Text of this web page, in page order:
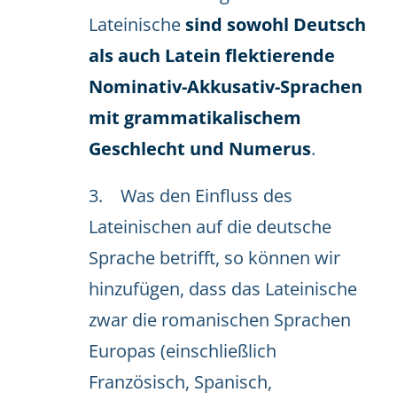
Lateinische sind sowohl Deutsch
als auch Latein flektierende
Nominativ-Akkusativ-Sprachen
mit grammatikalischem
Geschlecht und Numerus.
3. Was den Einfluss des
Lateinischen auf die deutsche
Sprache betrifft, so können wir
hinzufügen, dass das Lateinische
zwar die romanischen Sprachen
Europas (einschließlich
Französisch, Spanisch,